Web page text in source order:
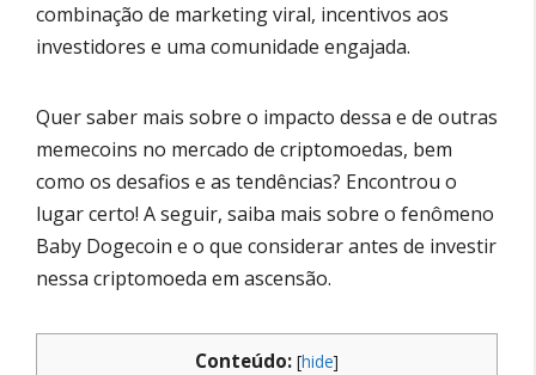
combinação de marketing viral, incentivos aos
investidores e uma comunidade engajada.
Quer saber mais sobre o impacto dessa e de outras
memecoins no mercado de criptomoedas, bem
como os desafios e as tendências? Encontrou o
lugar certo! A seguir, saiba mais sobre o fenômeno
Baby Dogecoin e o que considerar antes de investir
nessa criptomoeda em ascensão.
Conteúdo: [hide]